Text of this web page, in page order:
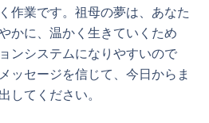
作業です。祖母の夢は、あなた
かに、温かく生きていくため
ンシステムになりやすいので
ッセージを信じて、今日からま
してください。